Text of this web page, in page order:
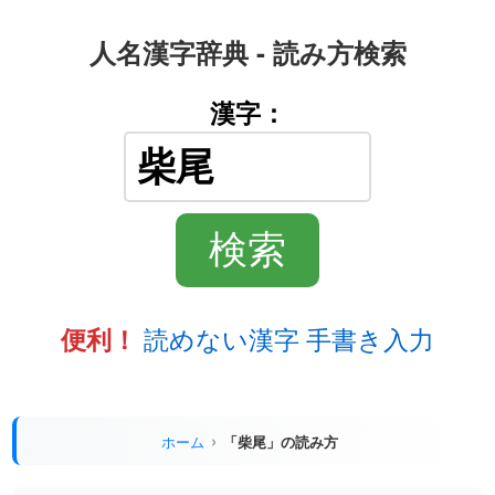
人名漢字辞典 - 読み方検索
漢字：
便利！ 読めない漢字 手書き入力
ホーム 「柴尾」の読み方